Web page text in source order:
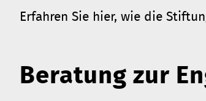
Erfahren Sie hier, wie die
Beratung zur